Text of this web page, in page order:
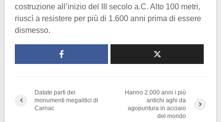
costruzione all’inizio del III secolo a.C. Alto 100 metri,
riuscì a resistere per più di 1.600 anni prima di essere
dismesso.
Datate parti dei
monumenti megalitici di
Carnac
Hanno 2.000 anni i più
antichi aghi da
agopuntura in acciaio
del mondo